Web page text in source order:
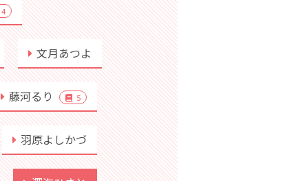
4
文月あつよ
藤河るり 5
羽原よしかづ